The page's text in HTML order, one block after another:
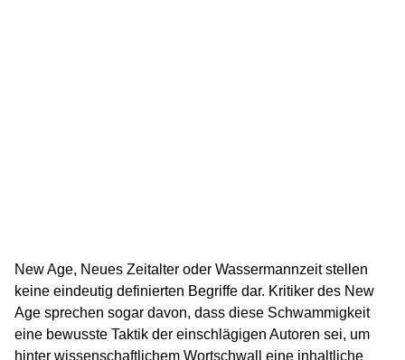
New Age, Neues Zeitalter oder Wassermannzeit stellen
keine eindeutig definierten Begriffe dar. Kritiker des New
Age sprechen sogar davon, dass diese Schwammigkeit
eine bewusste Taktik der einschlägigen Autoren sei, um
hinter wissenschaftlichem Wortschwall eine inhaltliche